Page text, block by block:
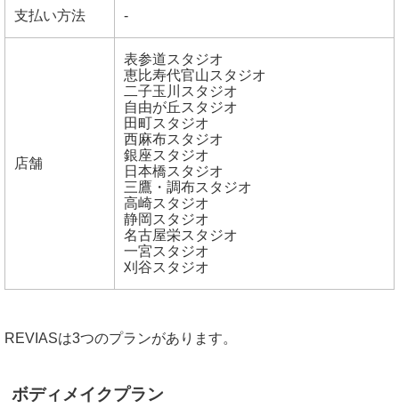
支払い方法 -
店舗
表参道スタジオ
恵比寿代官山スタジオ
二子玉川スタジオ
自由が丘スタジオ
田町スタジオ
西麻布スタジオ
銀座スタジオ
日本橋スタジオ
三鷹・調布スタジオ
高崎スタジオ
静岡スタジオ
名古屋栄スタジオ
一宮スタジオ
刈谷スタジオ
REVIASは3つのプランがあります。
ボディメイクプラン